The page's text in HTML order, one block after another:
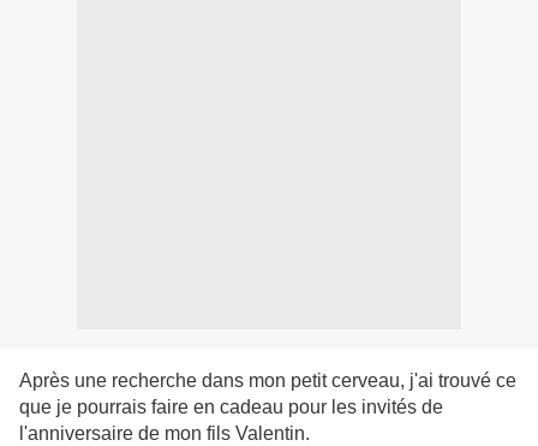
Après une recherche dans mon petit cerveau, j'ai trouvé ce
que je pourrais faire en cadeau pour les invités de
l'anniversaire de mon fils Valentin.